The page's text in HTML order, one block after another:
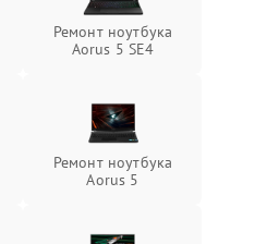
Ремонт ноутбука
Aorus 5 SE4
Ремонт ноутбука
Aorus 5